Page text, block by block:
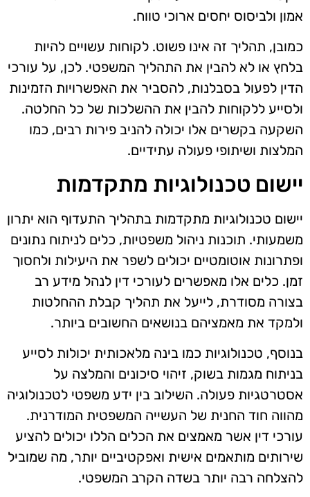
אמון ולביסוס יחסים ארוכי טווח.
כמובן, תהליך זה אינו פשוט. לקוחות עשויים להיות
בלחץ או לא להבין את התהליך המשפטי. לכן, על עורכי
הדין לפעול בסבלנות, להסביר את האפשרויות הזמינות
ולסייע ללקוחות להבין את ההשלכות של כל החלטה.
השקעה בקשרים אלו יכולה להניב פירות רבים, כמו
המלצות ושיתופי פעולה עתידיים.
יישום טכנולוגיות מתקדמות
יישום טכנולוגיות מתקדמות בתהליך התעדוף הוא יתרון
משמעותי. תוכנות ניהול משפטיות, כלים לניתוח נתונים
ופתרונות אוטומטיים יכולים לשפר את היעילות ולחסוך
זמן. כלים אלו מאפשרים לעורכי דין לנהל מידע רב
בצורה מסודרת, לייעל את תהליך קבלת ההחלטות
ולמקד את מאמציהם בנושאים החשובים ביותר.
בנוסף, טכנולוגיות כמו בינה מלאכותית יכולות לסייע
בניתוח מגמות בשוק, זיהוי סיכונים והמלצה על
אסטרטגיות פעולה. השילוב בין ידע משפטי לטכנולוגיה
מהווה חוד החנית של העשייה המשפטית המודרנית.
עורכי דין אשר מאמצים את הכלים הללו יכולים להציע
שירותים מותאמים אישית ואפקטיביים יותר, מה שמוביל
להצלחה רבה יותר בשדה הקרב המשפטי.